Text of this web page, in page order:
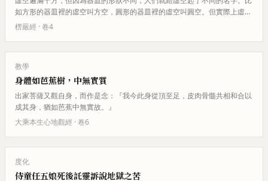
如方形的器皿裡的虛空叫方空，圓形的器皿裡的虛空叫圓空。但實際上虛空
本身沒有改變，只是因為器皿的…
楞嚴經 · 卷4
教學
身體如芭蕉樹，中無實質
出家菩薩又觀自身，而作是念：『我今此身從頂至足，皮肉骨髓共相和合以
成其身，猶如芭蕉中無實故。』
大乘本生心地觀經 · 卷6
度化
侍童任五娘死後託靈訴說地獄之苦